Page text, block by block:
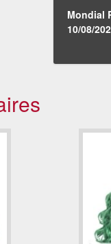
Mondial
10/08/